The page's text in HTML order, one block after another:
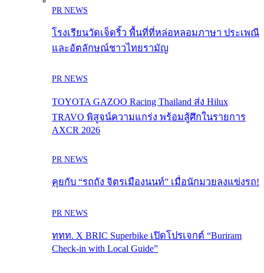
PR NEWS
โรงเรียนวัดเจ็ดริ้ว พื้นที่ที่หล่อหลอมภาษา ประเพณี
และอัตลักษณ์ชาวไทยรามัญ
PR NEWS
TOYOTA GAZOO Racing Thailand ส่ง Hilux
TRAVO พิสูจน์ความแกร่ง พร้อมสู้ศึกในรายการ
AXCR 2026
PR NEWS
คุยกับ “รถถัง จิตรเมืองนนท์” เมื่อนักมวยลงแข่งรถ!
PR NEWS
ททท. X BRIC Superbike เปิดโปรเจกต์ “Buriram
Check-in with Local Guide”